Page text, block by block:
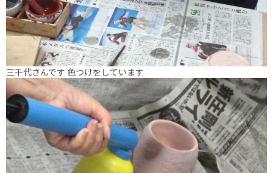
三千代さんです 色つけをしています